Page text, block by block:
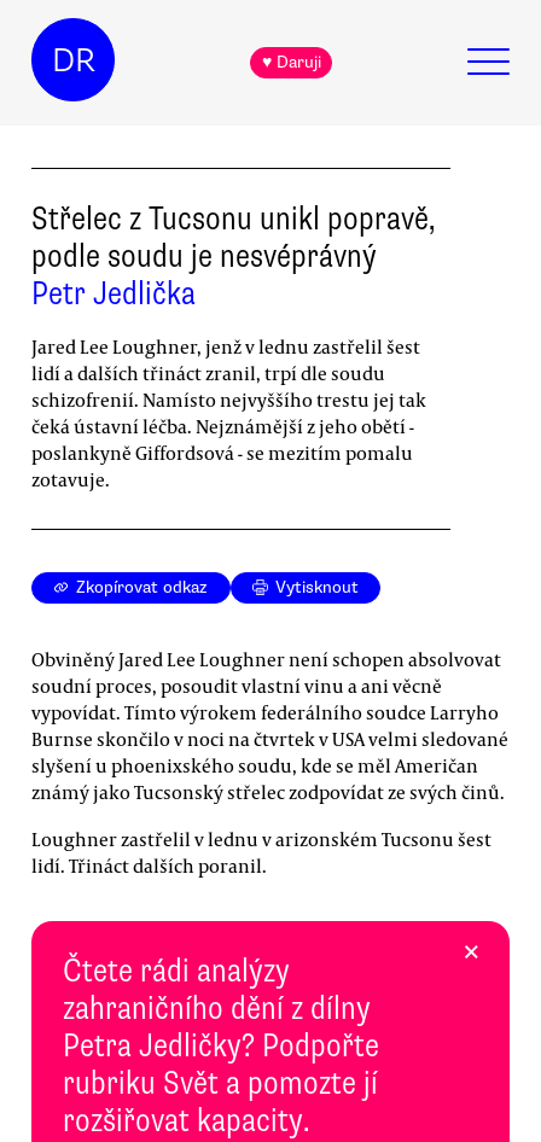
DR ♥ Daruji
Střelec z Tucsonu unikl popravě,
podle soudu je nesvéprávný
Petr Jedlička
Jared Lee Loughner, jenž v lednu zastřelil šest
lidí a dalších třináct zranil, trpí dle soudu
schizofrenií. Namísto nejvyššího trestu jej tak
čeká ústavní léčba. Nejznámější z jeho obětí -
poslankyně Giffordsová - se mezitím pomalu
zotavuje.
Zkopírovat odkaz Vytisknout
Obviněný Jared Lee Loughner není schopen absolvovat
soudní proces, posoudit vlastní vinu a ani věcně
vypovídat. Tímto výrokem federálního soudce Larryho
Burnse skončilo v noci na čtvrtek v USA velmi sledované
slyšení u phoenixského soudu, kde se měl Američan
známý jako Tucsonský střelec zodpovídat ze svých činů.
Loughner zastřelil v lednu v arizonském Tucsonu šest
lidí. Třináct dalších poranil.
Čtete rádi analýzy
zahraničního dění z dílny
Petra Jedličky? Podpořte
rubriku Svět a pomozte jí
rozšiřovat kapacity.
×